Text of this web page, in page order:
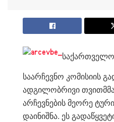
საარჩევნო კომისიის
ადგილობრივი
არჩევნების მეორე
დაინიშნა. ეს